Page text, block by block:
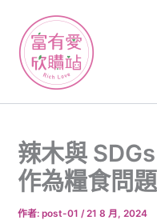
容
辣木與
作為糧食問
作者:post-01/21 8 月, 2024